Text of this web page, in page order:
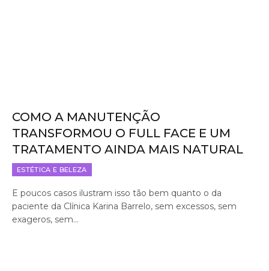
COMO A MANUTENÇÃO
TRANSFORMOU O FULL FACE E UM
TRATAMENTO AINDA MAIS NATURAL
ESTÉTICA E BELEZA
E poucos casos ilustram isso tão bem quanto o da
paciente da Clínica Karina Barrelo, sem excessos, sem
exageros, sem…